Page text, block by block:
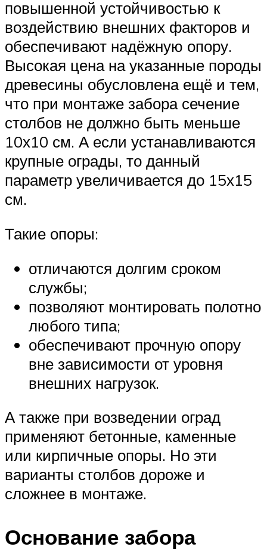
повышенной устойчивостью к
воздействию внешних факторов и
обеспечивают надёжную опору.
Высокая цена на указанные породы
древесины обусловлена ещё и тем,
что при монтаже забора сечение
столбов не должно быть меньше
10х10 см. А если устанавливаются
крупные ограды, то данный
параметр увеличивается до 15х15
см.
Такие опоры:
отличаются долгим сроком
службы;
позволяют монтировать полотно
любого типа;
обеспечивают прочную опору
вне зависимости от уровня
внешних нагрузок.
А также при возведении оград
применяют бетонные, каменные
или кирпичные опоры. Но эти
варианты столбов дороже и
сложнее в монтаже.
Основание забора